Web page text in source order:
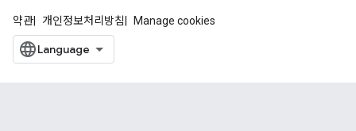
약관 개인정보처리방침 Manage cookies